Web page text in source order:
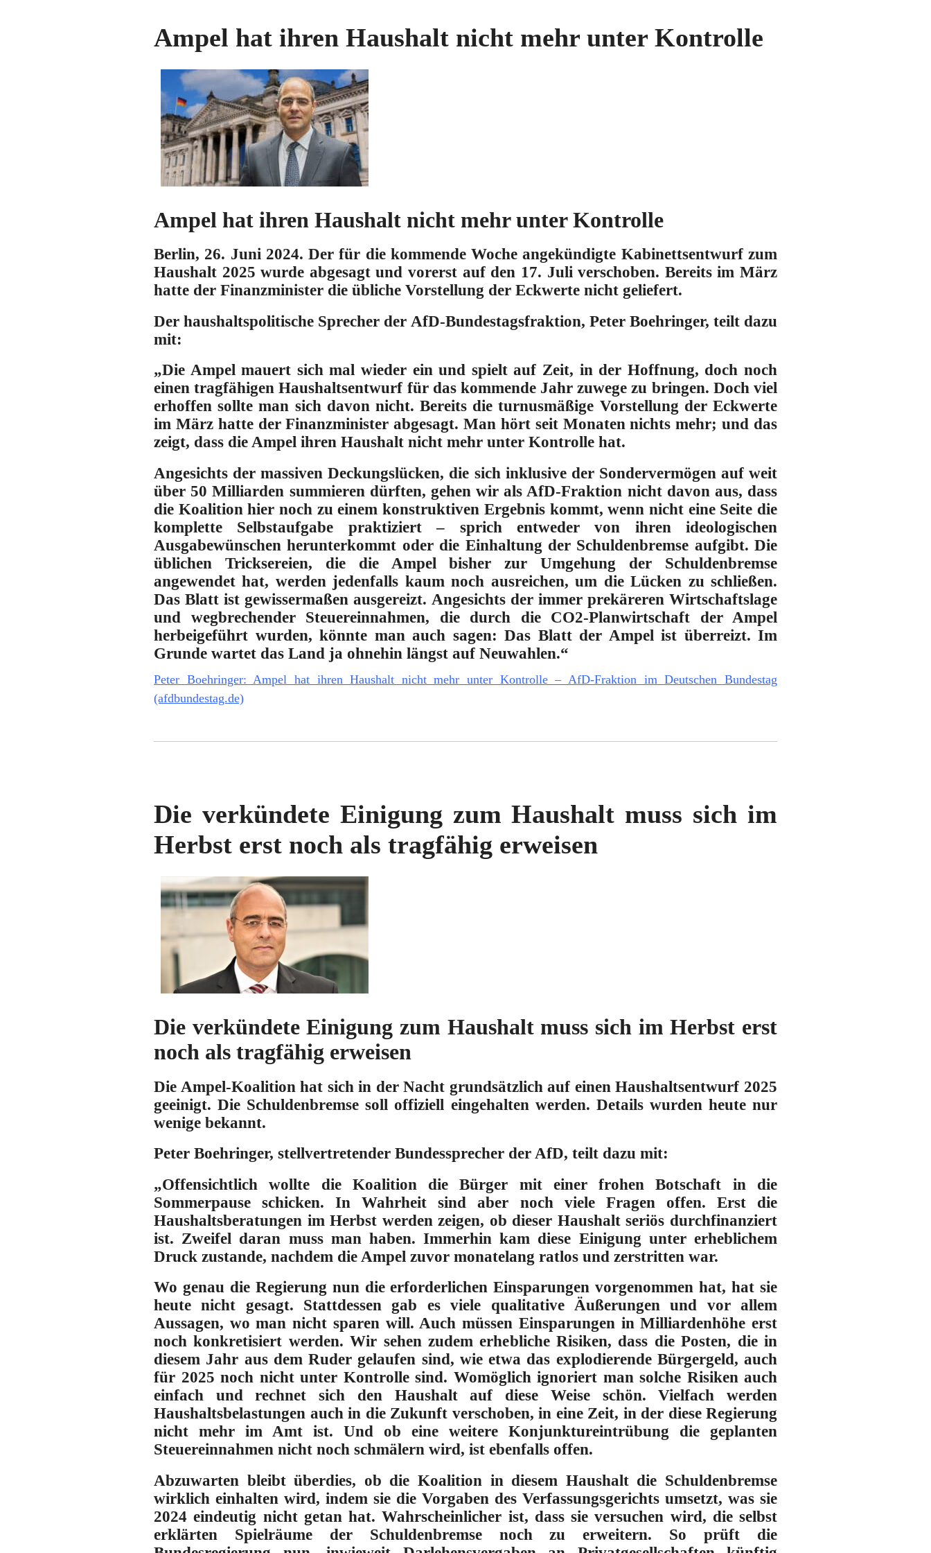
Ampel hat ihren Haushalt nicht mehr unter Kontrolle
Ampel hat ihren Haushalt nicht mehr unter Kontrolle
Berlin, 26. Juni 2024. Der für die kommende Woche angekündigte Kabinettsentwurf zum
Haushalt 2025 wurde abgesagt und vorerst auf den 17. Juli verschoben. Bereits im März
hatte der Finanzminister die übliche Vorstellung der Eckwerte nicht geliefert.
Der haushaltspolitische Sprecher der AfD-Bundestagsfraktion, Peter Boehringer, teilt dazu
mit:
„Die Ampel mauert sich mal wieder ein und spielt auf Zeit, in der Hoffnung, doch noch
einen tragfähigen Haushaltsentwurf für das kommende Jahr zuwege zu bringen. Doch viel
erhoffen sollte man sich davon nicht. Bereits die turnusmäßige Vorstellung der Eckwerte
im März hatte der Finanzminister abgesagt. Man hört seit Monaten nichts mehr; und das
zeigt, dass die Ampel ihren Haushalt nicht mehr unter Kontrolle hat.
Angesichts der massiven Deckungslücken, die sich inklusive der Sondervermögen auf weit
über 50 Milliarden summieren dürften, gehen wir als AfD-Fraktion nicht davon aus, dass
die Koalition hier noch zu einem konstruktiven Ergebnis kommt, wenn nicht eine Seite die
komplette Selbstaufgabe praktiziert – sprich entweder von ihren ideologischen
Ausgabewünschen herunterkommt oder die Einhaltung der Schuldenbremse aufgibt. Die
üblichen Tricksereien, die die Ampel bisher zur Umgehung der Schuldenbremse
angewendet hat, werden jedenfalls kaum noch ausreichen, um die Lücken zu schließen.
Das Blatt ist gewissermaßen ausgereizt. Angesichts der immer prekäreren Wirtschaftslage
und wegbrechender Steuereinnahmen, die durch die CO2-Planwirtschaft der Ampel
herbeigeführt wurden, könnte man auch sagen: Das Blatt der Ampel ist überreizt. Im
Grunde wartet das Land ja ohnehin längst auf Neuwahlen.“
Peter Boehringer: Ampel hat ihren Haushalt nicht mehr unter Kontrolle – AfD-Fraktion im Deutschen Bundestag
(afdbundestag.de)
Die verkündete Einigung zum Haushalt muss sich im
Herbst erst noch als tragfähig erweisen
Die verkündete Einigung zum Haushalt muss sich im Herbst erst
noch als tragfähig erweisen
Die Ampel-Koalition hat sich in der Nacht grundsätzlich auf einen Haushaltsentwurf 2025
geeinigt. Die Schuldenbremse soll offiziell eingehalten werden. Details wurden heute nur
wenige bekannt.
Peter Boehringer, stellvertretender Bundessprecher der AfD, teilt dazu mit:
„Offensichtlich wollte die Koalition die Bürger mit einer frohen Botschaft in die
Sommerpause schicken. In Wahrheit sind aber noch viele Fragen offen. Erst die
Haushaltsberatungen im Herbst werden zeigen, ob dieser Haushalt seriös durchfinanziert
ist. Zweifel daran muss man haben. Immerhin kam diese Einigung unter erheblichem
Druck zustande, nachdem die Ampel zuvor monatelang ratlos und zerstritten war.
Wo genau die Regierung nun die erforderlichen Einsparungen vorgenommen hat, hat sie
heute nicht gesagt. Stattdessen gab es viele qualitative Äußerungen und vor allem
Aussagen, wo man nicht sparen will. Auch müssen Einsparungen in Milliardenhöhe erst
noch konkretisiert werden. Wir sehen zudem erhebliche Risiken, dass die Posten, die in
diesem Jahr aus dem Ruder gelaufen sind, wie etwa das explodierende Bürgergeld, auch
für 2025 noch nicht unter Kontrolle sind. Womöglich ignoriert man solche Risiken auch
einfach und rechnet sich den Haushalt auf diese Weise schön. Vielfach werden
Haushaltsbelastungen auch in die Zukunft verschoben, in eine Zeit, in der diese Regierung
nicht mehr im Amt ist. Und ob eine weitere Konjunktureintrübung die geplanten
Steuereinnahmen nicht noch schmälern wird, ist ebenfalls offen.
Abzuwarten bleibt überdies, ob die Koalition in diesem Haushalt die Schuldenbremse
wirklich einhalten wird, indem sie die Vorgaben des Verfassungsgerichts umsetzt, was sie
2024 eindeutig nicht getan hat. Wahrscheinlicher ist, dass sie versuchen wird, die selbst
erklärten Spielräume der Schuldenbremse noch zu erweitern. So prüft die